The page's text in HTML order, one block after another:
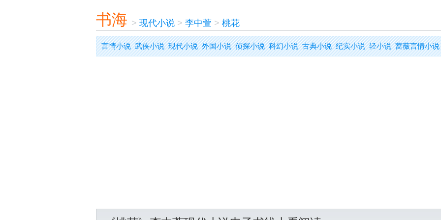
书海 > 现代小说> 李中萱> 桃花
言情小说 武侠小说 现代小说 外国小说 侦探小说 科幻小说 古典小说 纪实小说 轻小说 蔷薇言情小说